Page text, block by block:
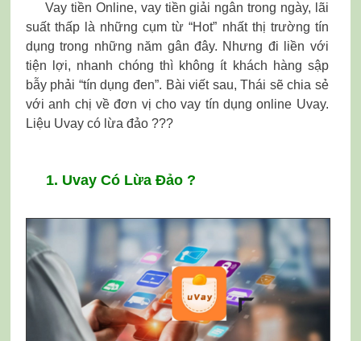
Vay tiền Online, vay tiền giải ngân trong ngày, lãi
suất thấp là những cụm từ “Hot” nhất thị trường tín
dụng trong những năm gân đây. Nhưng đi liền với
tiện lợi, nhanh chóng thì không ít khách hàng sập
bẫy phải “tín dụng đen”. Bài viết sau, Thái sẽ chia sẻ
với anh chị về đơn vị cho vay tín dụng online Uvay.
Liệu Uvay có lừa đảo ???
1. Uvay Có Lừa Đảo ?